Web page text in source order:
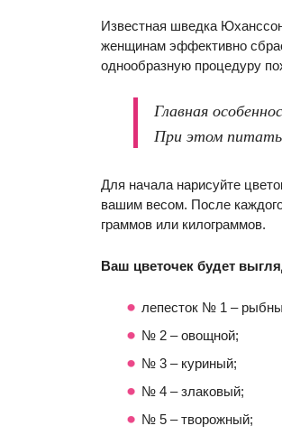
Известная шведка
женщинам эффективно
однообразную процедуру
Главная
При этом
Для начала нарисуйте
вашим весом. После
граммов или килограммов.
Ваш цветочек будет
лепесток № 1 –
№ 2 – овощной;
№ 3 – куриный;
№ 4 – злаковый;
№ 5 – творожный;